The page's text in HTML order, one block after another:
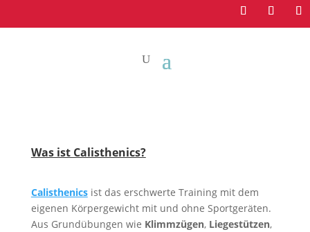
Was ist Calisthenics?
Calisthenicsist das erschwerte Training mit dem
eigenen Körpergewicht mit und ohne Sportgeräten.
Aus Grundübungen wie Klimmzügen, Liegestützen,